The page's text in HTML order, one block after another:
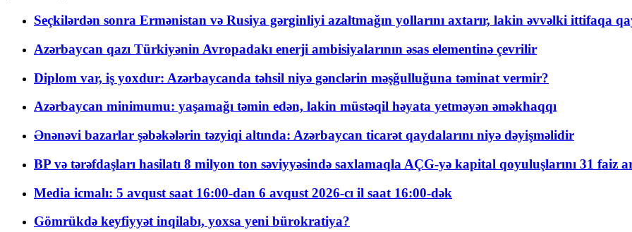
Seçkilərdən sonra Ermənistan və Rusiya gərginliyi azaltmağın yollarını axtarır, lakin əvvəlki ittifaqa
Azərbaycan qazı Türkiyənin Avropadakı enerji ambisiyalarının əsas elementinə çevrilir
Diplom var, iş yoxdur: Azərbaycanda təhsil niyə gənclərin məşğulluğuna təminat vermir?
Azərbaycan minimumu: yaşamağı təmin edən, lakin müstəqil həyata yetməyən əməkhaqqı
Ənənəvi bazarlar şəbəkələrin təzyiqi altında: Azərbaycan ticarət qaydalarını niyə dəyişməlidir
BP və tərəfdaşları hasilatı 8 milyon ton səviyyəsində saxlamaqla AÇG-yə kapital qoyuluşlarını 31 faiz
Media icmalı: 5 avqust saat 16:00-dan 6 avqust 2026-cı il saat 16:00-dək
Gömrükdə keyfiyyət inqilabı, yoxsa yeni bürokratiya?